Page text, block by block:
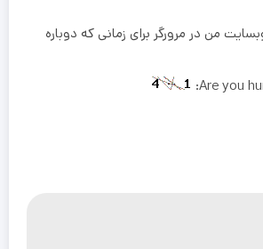
من در مرورگر برای زمانی که دوباره
Are you